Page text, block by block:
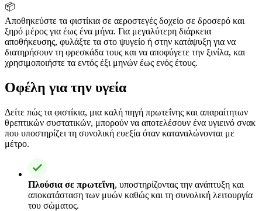
📦
Αποθηκεύστε τα φιστίκια σε αεροστεγές δοχείο σε δροσερό και
ξηρό μέρος για έως ένα μήνα. Για μεγαλύτερη διάρκεια
αποθήκευσης, φυλάξτε τα στο ψυγείο ή στην κατάψυξη για να
διατηρήσουν τη φρεσκάδα τους και να αποφύγετε την ξινίλα, και
χρησιμοποιήστε τα εντός έξι μηνών έως ενός έτους.
Οφέλη για την υγεία
Δείτε πώς τα φιστίκια, μια καλή πηγή πρωτεΐνης και απαραίτητων
θρεπτικών συστατικών, μπορούν να αποτελέσουν ένα υγιεινό σνακ
που υποστηρίζει τη συνολική ευεξία όταν καταναλώνονται με
μέτρο.
Πλούσια σε πρωτεΐνη, υποστηρίζοντας την ανάπτυξη και
αποκατάσταση των μυών καθώς και τη συνολική λειτουργία
του σώματος.